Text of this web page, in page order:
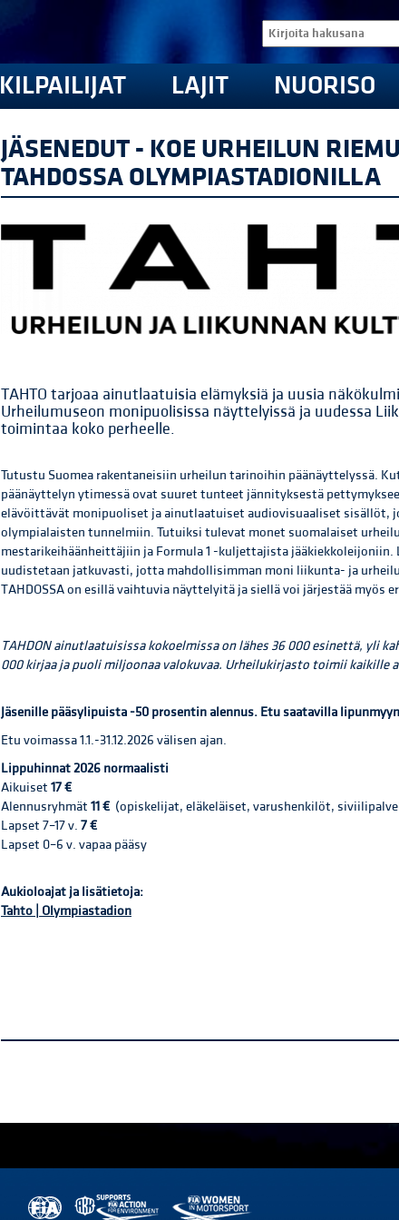
KILPAILIJAT LAJIT NUORISO
JÄSENEDUT - KOE URHEILUN
TAHDOSSA OLYMPIASTADIONILLA
TAHTO tarjoaa ainutlaatuisia elämyksiä ja uusia
Urheilumuseon monipuolisissa näyttelyissä ja uudessa
toimintaa koko perheelle.
Tutustu Suomea rakentaneisiin urheilun tarinoihin päänäyttelyssä.
päänäyttelyn ytimessä ovat suuret tunteet jännityksestä
elävöittävät monipuoliset ja ainutlaatuiset audiovisuaaliset sisällöt,
olympialaisten tunnelmiin. Tutuiksi tulevat monet suomalaiset
mestarikeihäänheittäjiin ja Formula 1 -kuljettajista
uudistetaan jatkuvasti, jotta mahdollisimman moni liikunta- ja
TAHDOSSA on esillä vaihtuvia näyttelyitä ja siellä voi järjestää myös
TAHDON ainutlaatuisissa kokoelmissa on lähes 36 000 esinettä, yli
000 kirjaa ja puoli miljoonaa valokuvaa. Urheilukirjasto toimii kaikille
Jäsenille pääsylipuista -50 prosentin alennus. Etu saatavilla
Etu voimassa 1.1.-31.12.2026 välisen ajan.
Lippuhinnat 2026 normaalisti
Aikuiset 17 €
Alennusryhmät 11 € (opiskelijat, eläkeläiset, varushenkilöt,
Lapset 7–17 v. 7 €
Lapset 0–6 v. vapaa pääsy
Aukioloajat ja lisätietoja:
Tahto | Olympiastadion